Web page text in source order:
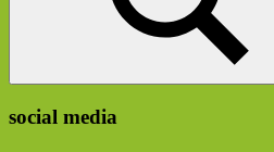
Suchen
social media